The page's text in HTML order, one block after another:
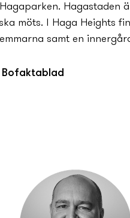
Hagastaden
möts. I Haga Heights
samt en
Bofaktablad